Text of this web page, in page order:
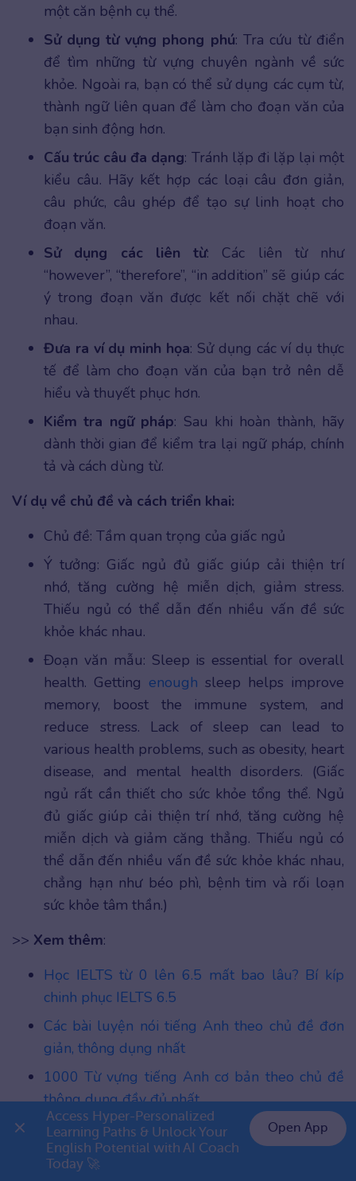
một căn bệnh cụ thể.
Sử dụng từ vựng phong phú: Tra cứu từ điển
để tìm những từ vựng chuyên ngành về sức
khỏe. Ngoài ra, bạn có thể sử dụng các cụm từ,
thành ngữ liên quan để làm cho đoạn văn của
bạn sinh động hơn.
Cấu trúc câu đa dạng: Tránh lặp đi lặp lại một
kiểu câu. Hãy kết hợp các loại câu đơn giản,
câu phức, câu ghép để tạo sự linh hoạt cho
đoạn văn.
Sử dụng các liên từ: Các liên từ như
“however”, “therefore”, “in addition” sẽ giúp các
ý trong đoạn văn được kết nối chặt chẽ với
nhau.
Đưa ra ví dụ minh họa: Sử dụng các ví dụ thực
tế để làm cho đoạn văn của bạn trở nên dễ
hiểu và thuyết phục hơn.
Kiểm tra ngữ pháp: Sau khi hoàn thành, hãy
dành thời gian để kiểm tra lại ngữ pháp, chính
tả và cách dùng từ.
Ví dụ về chủ đề và cách triển khai:
Chủ đề: Tầm quan trọng của giấc ngủ
Ý tưởng: Giấc ngủ đủ giấc giúp cải thiện trí
nhớ, tăng cường hệ miễn dịch, giảm stress.
Thiếu ngủ có thể dẫn đến nhiều vấn đề sức
khỏe khác nhau.
Đoạn văn mẫu: Sleep is essential for overall
health. Getting enough sleep helps improve
memory, boost the immune system, and
reduce stress. Lack of sleep can lead to
various health problems, such as obesity, heart
disease, and mental health disorders. (Giấc
ngủ rất cần thiết cho sức khỏe tổng thể. Ngủ
đủ giấc giúp cải thiện trí nhớ, tăng cường hệ
miễn dịch và giảm căng thẳng. Thiếu ngủ có
thể dẫn đến nhiều vấn đề sức khỏe khác nhau,
chẳng hạn như béo phì, bệnh tim và rối loạn
sức khỏe tâm thần.)
>> Xem thêm:
Học IELTS từ 0 lên 6.5 mất bao lâu? Bí kíp
chinh phục IELTS 6.5
Các bài luyện nói tiếng Anh theo chủ đề đơn
giản, thông dụng nhất
1000 Từ vựng tiếng Anh cơ bản theo chủ đề
thông dụng đầy đủ nhất
Những đoạn văn mẫu nói về sức
khỏe bằng tiếng Anh ngắn gọn
👉 Premium 1 năm chỉ 999K
Access Hyper-Personalized
Learning Paths & Unlock Your
English Potential with AI Coach
Today 🚀
Open App